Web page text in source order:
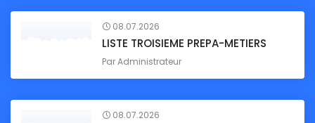
08.07.2026
LISTE TROISIEME PREPA-METIERS
ParAdministrateur
08.07.2026